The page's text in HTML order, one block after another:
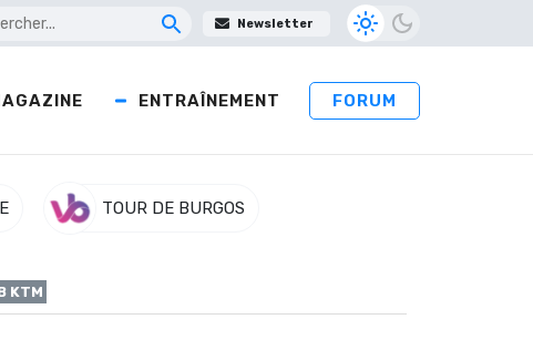
Newsletter
ENTRAÎNEMENT FORUM
TOUR DE BURGOS
KTM